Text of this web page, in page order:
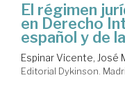
El régimen
en Derecho
español y de
Espinar Vicente, José
Editorial Dykinson.